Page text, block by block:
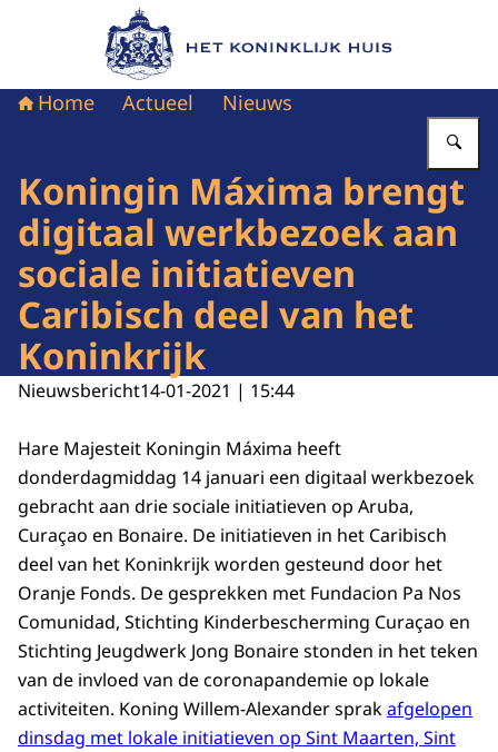
Naar de homepage van Het Koninklijk Huis
Home Actueel Nieuws
Koningin Máxima brengt
digitaal werkbezoek aan
sociale initiatieven
Caribisch deel van het
Koninkrijk
Nieuwsbericht14-01-2021 | 15:44
Hare Majesteit Koningin Máxima heeft
donderdagmiddag 14 januari een digitaal werkbezoek
gebracht aan drie sociale initiatieven op Aruba,
Curaçao en Bonaire. De initiatieven in het Caribisch
deel van het Koninkrijk worden gesteund door het
Oranje Fonds. De gesprekken met Fundacion Pa Nos
Comunidad, Stichting Kinderbescherming Curaçao en
Stichting Jeugdwerk Jong Bonaire stonden in het teken
van de invloed van de coronapandemie op lokale
activiteiten. Koning Willem-Alexander sprakafgelopen
dinsdag met lokale initiatieven op Sint Maarten, Sint